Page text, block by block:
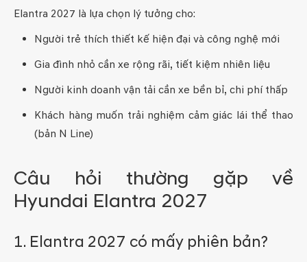
Elantra 2027 là lựa chọn lý tưởng cho:
Người trẻ thích thiết kế hiện đại và công nghệ mới
Gia đình nhỏ cần xe rộng rãi, tiết kiệm nhiên liệu
Người kinh doanh vận tải cần xe bền bỉ, chi phí thấp
Khách hàng muốn trải nghiệm cảm giác lái thể thao
(bản N Line)
Câu hỏi thường gặp về
Hyundai Elantra 2027
1. Elantra 2027 có mấy phiên bản?